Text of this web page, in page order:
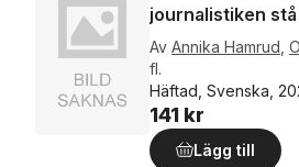
journalistiken
Av Annika Hamrud
fl.
Häftad, Svenska,
141 kr
Lägg till